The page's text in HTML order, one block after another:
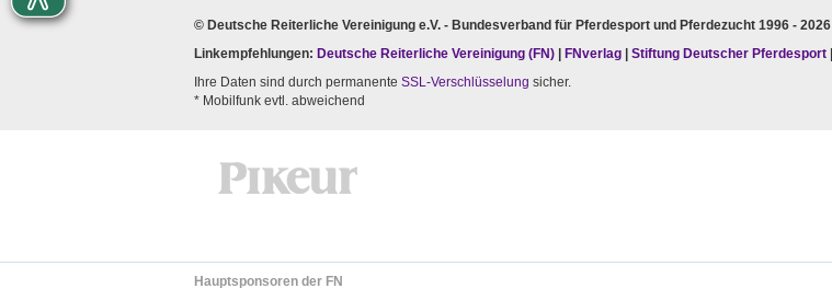
© Deutsche Reiterliche Vereinigung e.V. - Bundesverband für Pferdesport und Pferdezucht 1996 - 2026
Linkempfehlungen: Deutsche Reiterliche Vereinigung (FN) FNverlag Stiftung Deutscher Pferdesport
Ihre Daten sind durch permanente SSL-Verschlüsselung sicher.
* Mobilfunk evtl. abweichend
Hauptsponsoren der FN